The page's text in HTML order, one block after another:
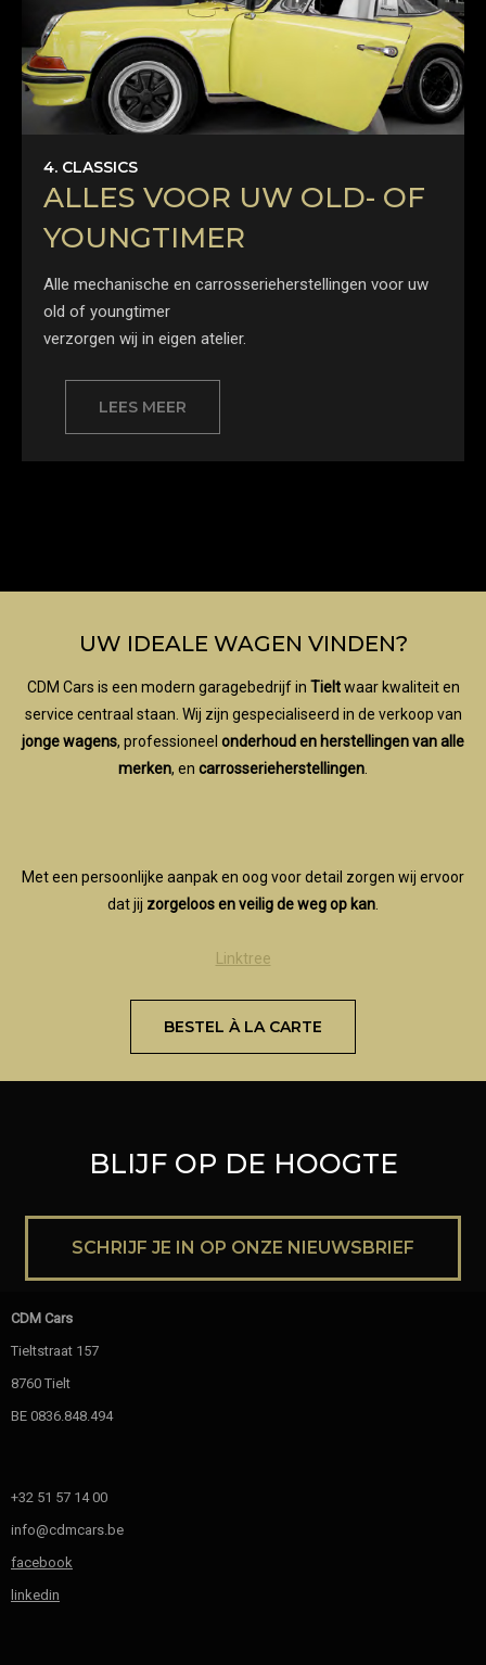
4. CLASSICS
ALLES VOOR UW OLD- OF
YOUNGTIMER
Alle mechanische en carrosserieherstellingen voor uw
old of youngtimer
verzorgen wij in eigen atelier.
LEES MEER
UW IDEALE WAGEN VINDEN?
CDM Cars is een modern garagebedrijf in Tieltwaar kwaliteit en
service centraal staan. Wij zijn gespecialiseerd in de verkoop van
jonge wagens, professioneel onderhoud en herstellingen van alle
merken, en carrosserieherstellingen.
Met een persoonlijke aanpak en oog voor detail zorgen wij ervoor
dat jij zorgeloos en veilig de weg op kan.
Linktree
BESTEL À LA CARTE
BLIJF OP DE HOOGTE
SCHRIJF JE IN OP ONZE NIEUWSBRIEF
CDM Cars
Tieltstraat 157
8760 Tielt
BE 0836.848.494
+32 51 57 14 00
info@cdmcars.be
facebook
linkedin